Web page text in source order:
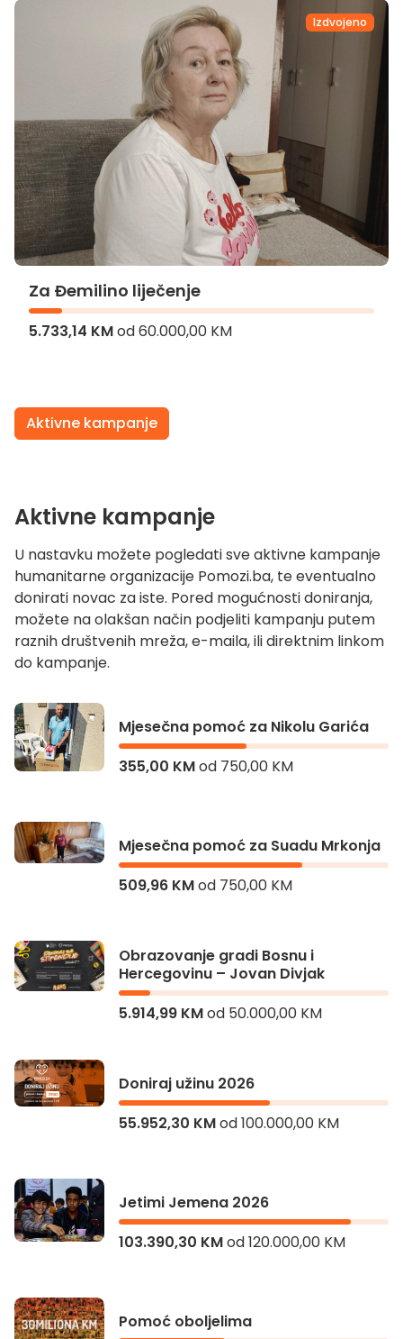
Izdvojeno
Za Đemilino liječenje
5.733,14 KMod60.000,00 KM
Aktivne kampanje
Aktivne kampanje
U nastavku možete pogledati sve aktivne kampanje
humanitarne organizacije Pomozi.ba, te eventualno
donirati novac za iste. Pored mogućnosti doniranja,
možete na olakšan način podjeliti kampanju putem
raznih društvenih mreža, e-maila, ili direktnim linkom
do kampanje.
Mjesečna pomoć za Nikolu Garića
355,00 KMod 750,00 KM
Mjesečna pomoć za Suadu Mrkonja
509,96 KMod 750,00 KM
Obrazovanje gradi Bosnu i
Hercegovinu – Jovan Divjak
5.914,99 KMod 50.000,00 KM
Doniraj užinu 2026
55.952,30 KMod100.000,00 KM
Jetimi Jemena 2026
103.390,30 KMod120.000,00 KM
Pomoć oboljelima